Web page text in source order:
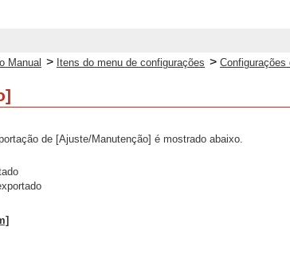
Manual > Itens do menu de configurações > Configurações
de [Ajuste/Manutenção] é mostrado abaixo.